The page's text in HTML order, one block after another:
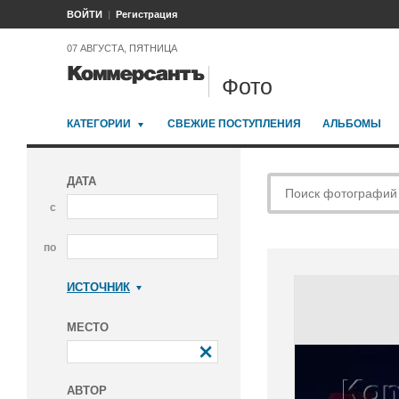
ВОЙТИ Регистрация
07 АВГУСТА, ПЯТНИЦА
Фото
КАТЕГОРИИ СВЕЖИЕ ПОСТУПЛЕНИЯ АЛЬБОМЫ
ДАТА
с
по
ИСТОЧНИК
МЕСТО
АВТОР